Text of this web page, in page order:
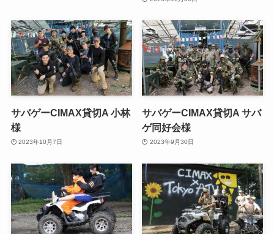
サバゲーCIMAX貸切A 小林
様
2023年10月7日
サバゲーCIMAX貸切A サバ
ゲ同好会様
2023年9月30日